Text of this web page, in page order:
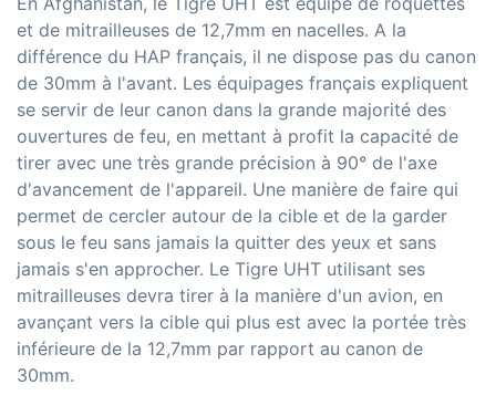
et de mitrailleuses de 12,7mm en nacelles. A la
différence du HAP français, il ne dispose pas du canon
de 30mm à l'avant. Les équipages français expliquent
se servir de leur canon dans la grande majorité des
ouvertures de feu, en mettant à profit la capacité de
tirer avec une très grande précision à 90° de l'axe
d'avancement de l'appareil. Une manière de faire qui
permet de cercler autour de la cible et de la garder
sous le feu sans jamais la quitter des yeux et sans
jamais s'en approcher. Le Tigre UHT utilisant ses
mitrailleuses devra tirer à la manière d'un avion, en
avançant vers la cible qui plus est avec la portée très
inférieure de la 12,7mm par rapport au canon de
30mm.